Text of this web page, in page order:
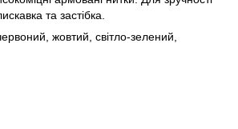
та застібка.
жовтий, світло-зелений,